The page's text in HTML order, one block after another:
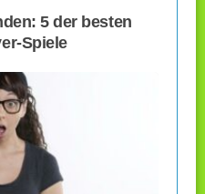
5 der besten
Spiele